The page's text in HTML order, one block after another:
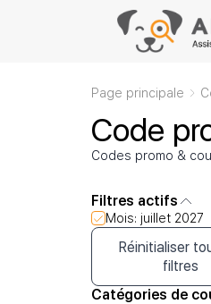
Page principale
Code
Codes promo &
Filtres actifs
Mois: juillet 2027
Réinitialiser
filtres
Catégories de